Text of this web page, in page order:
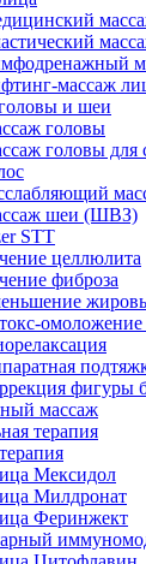
массаж
и шеи
головы
головы для
шеи (ШВЗ)
STT
целлюлита
фиброза
омоложение
фигуры
массаж
терапия
Мексидол
Милдронат
Феринжект